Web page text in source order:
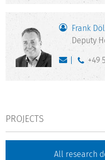
Frank
Deputy
+49
PROJECTS
All research